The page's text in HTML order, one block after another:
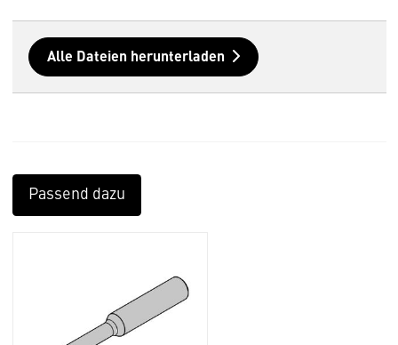
Alle Dateien herunterladen
Passend dazu